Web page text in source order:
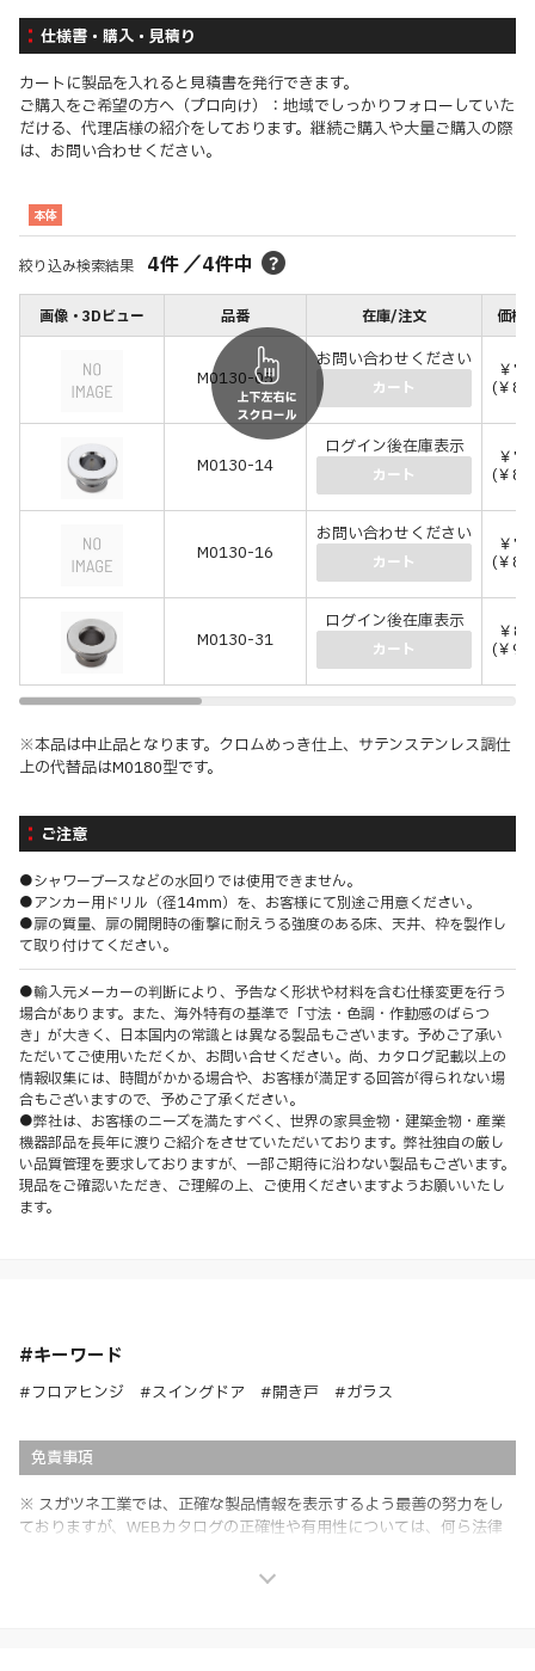
仕様書・購入・見積り
カートに製品を入れると見積書を発行できます。
ご購入をご希望の方へ（プロ向け）：地域でしっかりフォローしていた
だける、代理店様の紹介をしております。継続ご購入や大量ご購入の際
は、お問い合わせください。
本体
絞り込み検索結果 4件／4件中
画像・3Dビュー 品番 在庫/注文 価格(
M0130-05
お問い合わせください
カート
￥
(￥
M0130-14
ログイン後在庫表示
カート
￥
(￥
M0130-16
お問い合わせください
カート
￥
(￥
M0130-31
ログイン後在庫表示
カート
￥
(￥
※本品は中止品となります。クロムめっき仕上、サテンステンレス調仕
上の代替品はM0180型です。
ご注意
●シャワーブースなどの水回りでは使用できません。
●アンカー用ドリル（径14mm）を、お客様にて別途ご用意ください。
●扉の質量、扉の開閉時の衝撃に耐えうる強度のある床、天井、枠を製作し
て取り付けてください。
●輸入元メーカーの判断により、予告なく形状や材料を含む仕様変更を行う
場合があります。また、海外特有の基準で「寸法・色調・作動感のばらつ
き」が大きく、日本国内の常識とは異なる製品もございます。予めご了承い
ただいてご使用いただくか、お問い合せください。尚、カタログ記載以上の
情報収集には、時間がかかる場合や、お客様が満足する回答が得られない場
合もございますので、予めご了承ください。
●弊社は、お客様のニーズを満たすべく、世界の家具金物・建築金物・産業
機器部品を長年に渡りご紹介をさせていただいております。弊社独自の厳し
い品質管理を要求しておりますが、一部ご期待に沿わない製品もございます。
現品をご確認いただき、ご理解の上、ご使用くださいますようお願いいたし
ます。
#キーワード
#フロアヒンジ #スイングドア #開き戸 #ガラス
免責事項
※ スガツネ工業では、正確な製品情報を表示するよう最善の努力をし
ておりますが、WEBカタログの正確性や有用性については、何ら法律